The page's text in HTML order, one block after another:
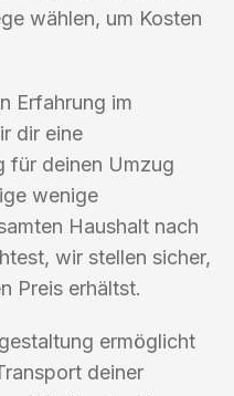
wählen, um Kosten
Erfahrung im
dir eine
für deinen Umzug
wenige
Haushalt nach
wir stellen sicher,
Preis erhältst.
ermöglicht
deiner